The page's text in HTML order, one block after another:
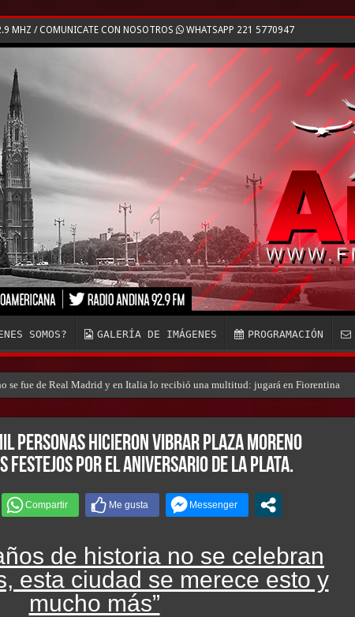
MHZ / COMUNICATE CON NOSOTROS WHATSAPP 221 5770947
SOMOS? GALERÍA DE IMÁGENES PROGRAMACIÓN
se fue de Real Madrid y en Italia lo recibió una multitud: jugará en Fiorentina
mil personas hicieron vibrar Plaza Moreno
festejos por el Aniversario de La Plata.
de historia no se celebran
esta ciudad se merece esto y
mucho más”